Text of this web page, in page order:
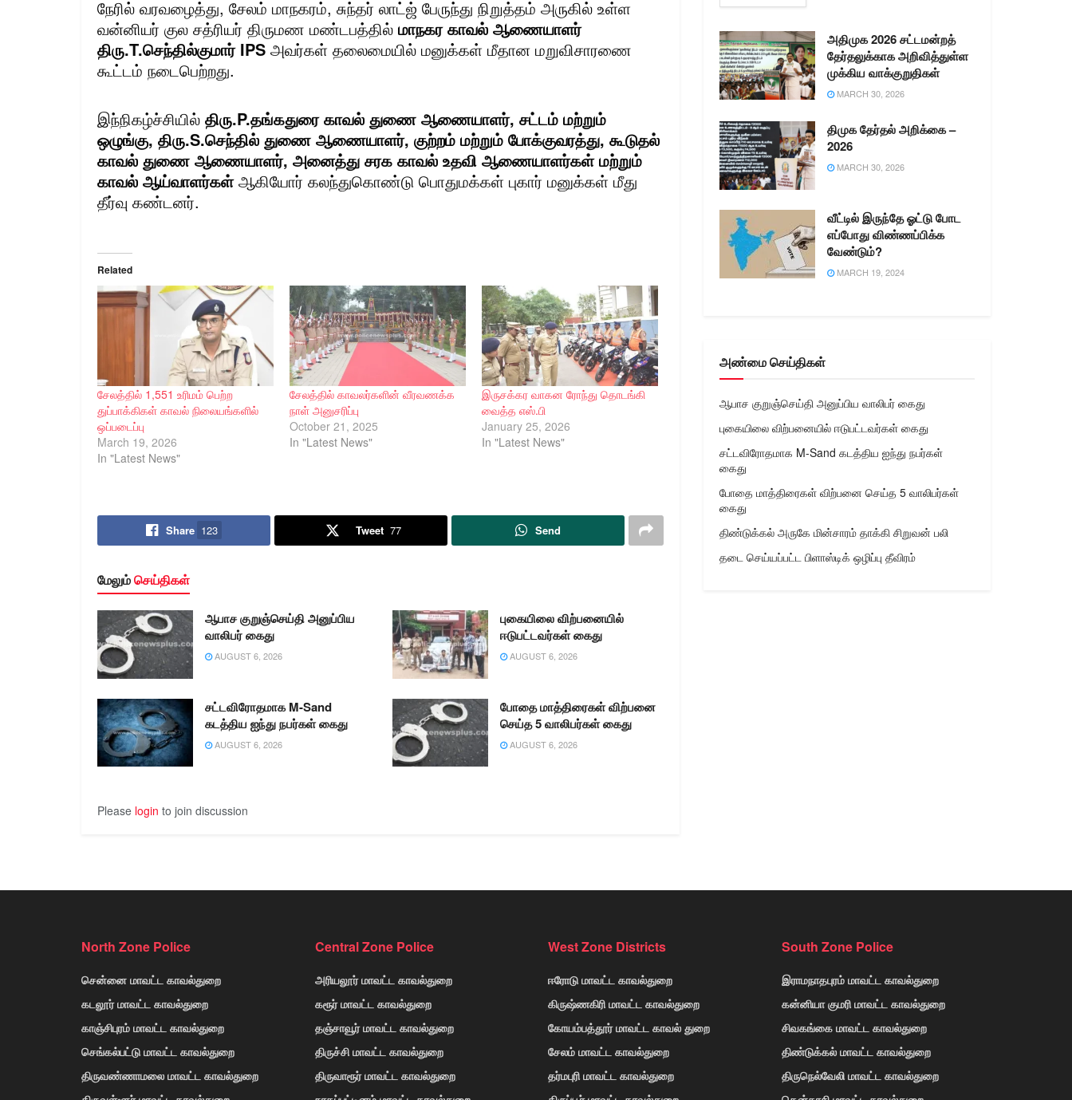
நேரில் வரவழைத்து, சேலம் மாநகரம், சுந்தர் லாட்ஜ் பேருந்து நிறுத்தம் அருகில் உள்ள
வன்னியர் குல சத்ரியர் திருமண மண்டபத்தில் மாநகர காவல் ஆணையாளர்
திரு.T.செந்தில்குமார் IPS அவர்கள் தலைமையில் மனுக்கள் மீதான மறுவிசாரணை
கூட்டம் நடைபெற்றது.
இந்நிகழ்ச்சியில் திரு.P.தங்கதுரை காவல் துணை ஆணையாளர், சட்டம் மற்றும்
ஒழுங்கு, திரு.S.செந்தில் துணை ஆணையாளர், குற்றம் மற்றும் போக்குவரத்து, கூடுதல்
காவல் துணை ஆணையாளர், அனைத்து சரக காவல் உதவி ஆணையாளர்கள் மற்றும்
காவல் ஆய்வாளர்கள்ஆகியோர் கலந்துகொண்டு பொதுமக்கள் புகார் மனுக்கள் மீது
தீர்வு கண்டனர்.
Related
சேலத்தில் 1,551 உரிமம் பெற்ற
துப்பாக்கிகள் காவல் நிலையங்களில்
ஒப்படைப்பு
March 19, 2026
In "Latest News"
சேலத்தில் காவலர்களின் வீரவணக்க
நாள் அனுசரிப்பு
October 21, 2025
In "Latest News"
இருசக்கர வாகன ரோந்து தொடங்கி
வைத்த எஸ்.பி
January 25, 2026
In "Latest News"
Share 123 Tweet 77 Send
மேலும்செய்திகள்
ஆபாச குறுஞ்செய்தி அனுப்பிய
வாலிபர் கைது
AUGUST 6, 2026
புகையிலை விற்பனையில்
ஈடுபட்டவர்கள் கைது
AUGUST 6, 2026
சட்டவிரோதமாக M-Sand
கடத்திய ஐந்து நபர்கள் கைது
AUGUST 6, 2026
போதை மாத்திரைகள் விற்பனை
செய்த 5 வாலிபர்கள் கைது
AUGUST 6, 2026
Please login to join discussion
அதிமுக 2026 சட்டமன்றத்
தேர்தலுக்காக அறிவித்துள்ள
முக்கிய வாக்குறுதிகள்
MARCH 30, 2026
திமுக தேர்தல் அறிக்கை –
2026
MARCH 30, 2026
வீட்டில் இருந்தே ஓட்டு போட
எப்போது விண்ணப்பிக்க
வேண்டும்?
MARCH 19, 2024
அண்மை செய்திகள்
ஆபாச குறுஞ்செய்தி அனுப்பிய வாலிபர் கைது
புகையிலை விற்பனையில் ஈடுபட்டவர்கள் கைது
சட்டவிரோதமாக M-Sand கடத்திய ஐந்து நபர்கள்
கைது
போதை மாத்திரைகள் விற்பனை செய்த 5 வாலிபர்கள்
கைது
திண்டுக்கல் அருகே மின்சாரம் தாக்கி சிறுவன் பலி
தடை செய்யப்பட்ட பிளாஸ்டிக் ஒழிப்பு தீவிரம்
North Zone Police
சென்னை மாவட்ட காவல்துறை
கடலூர் மாவட்ட காவல்துறை
காஞ்சிபுரம் மாவட்ட காவல்துறை
செங்கல்பட்டு மாவட்ட காவல்துறை
திருவண்ணாமலை மாவட்ட காவல்துறை
Central Zone Police
அரியலூர் மாவட்ட காவல்துறை
கரூர் மாவட்ட காவல்துறை
தஞ்சாவூர் மாவட்ட காவல்துறை
திருச்சி மாவட்ட காவல்துறை
திருவாரூர் மாவட்ட காவல்துறை
West Zone Districts
ஈரோடு மாவட்ட காவல்துறை
கிருஷ்ணகிரி மாவட்ட காவல்துறை
கோயம்பத்தூர் மாவட்ட காவல் துறை
சேலம் மாவட்ட காவல்துறை
தர்மபுரி மாவட்ட காவல்துறை
South Zone Police
இராமநாதபுரம் மாவட்ட காவல்துறை
கன்னியா குமரி மாவட்ட காவல்துறை
சிவகங்கை மாவட்ட காவல்துறை
திண்டுக்கல் மாவட்ட காவல்துறை
திருநெல்வேலி மாவட்ட காவல்துறை